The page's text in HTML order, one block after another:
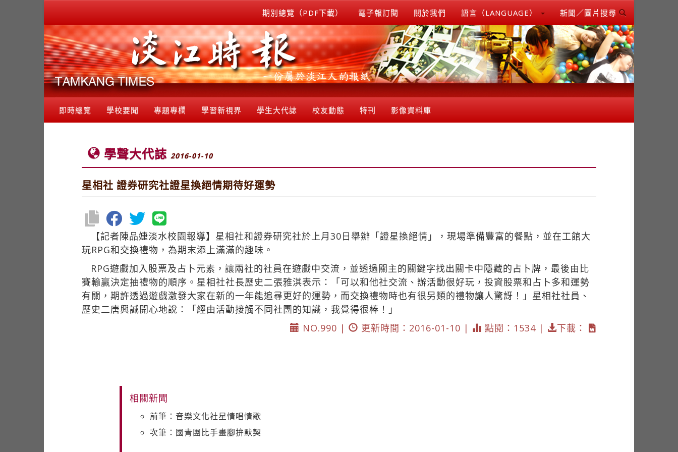
期別總覽（PDF下載） 電子報訂閱 關於我們 語言（LANGUAGE） 新聞／圖片搜尋
即時總覽 學校要聞 專題專欄 學習新視界 學生大代誌 校友動態 特刊 影像資料庫
學聲大代誌 2016-01-10
星相社 證券研究社證星換絕情期待好運勢
【記者陳品婕淡水校園報導】星相社和證券研究社於上月30日舉辦「證星換絕情」，現場準備豐富的餐點，並在工館大
玩RPG和交換禮物，為期末添上滿滿的趣味。
RPG遊戲加入股票及占卜元素，讓兩社的社員在遊戲中交流，並透過關主的關鍵字找出關卡中隱藏的占卜牌，最後由比
賽輸贏決定抽禮物的順序。星相社社長歷史二張雅淇表示：「可以和他社交流、辦活動很好玩，投資股票和占卜多和運勢
有關，期許透過遊戲激發大家在新的一年能追尋更好的運勢，而交換禮物時也有很另類的禮物讓人驚訝！」星相社社員、
歷史二唐興誠開心地說：「經由活動接觸不同社團的知識，我覺得很棒！」
NO.990 |
更新時間：2016-01-10 | 點閱：1534 | 下載：
相關新聞
前筆：音樂文化社星情唱情歌
次筆：國青團比手畫腳拚默契